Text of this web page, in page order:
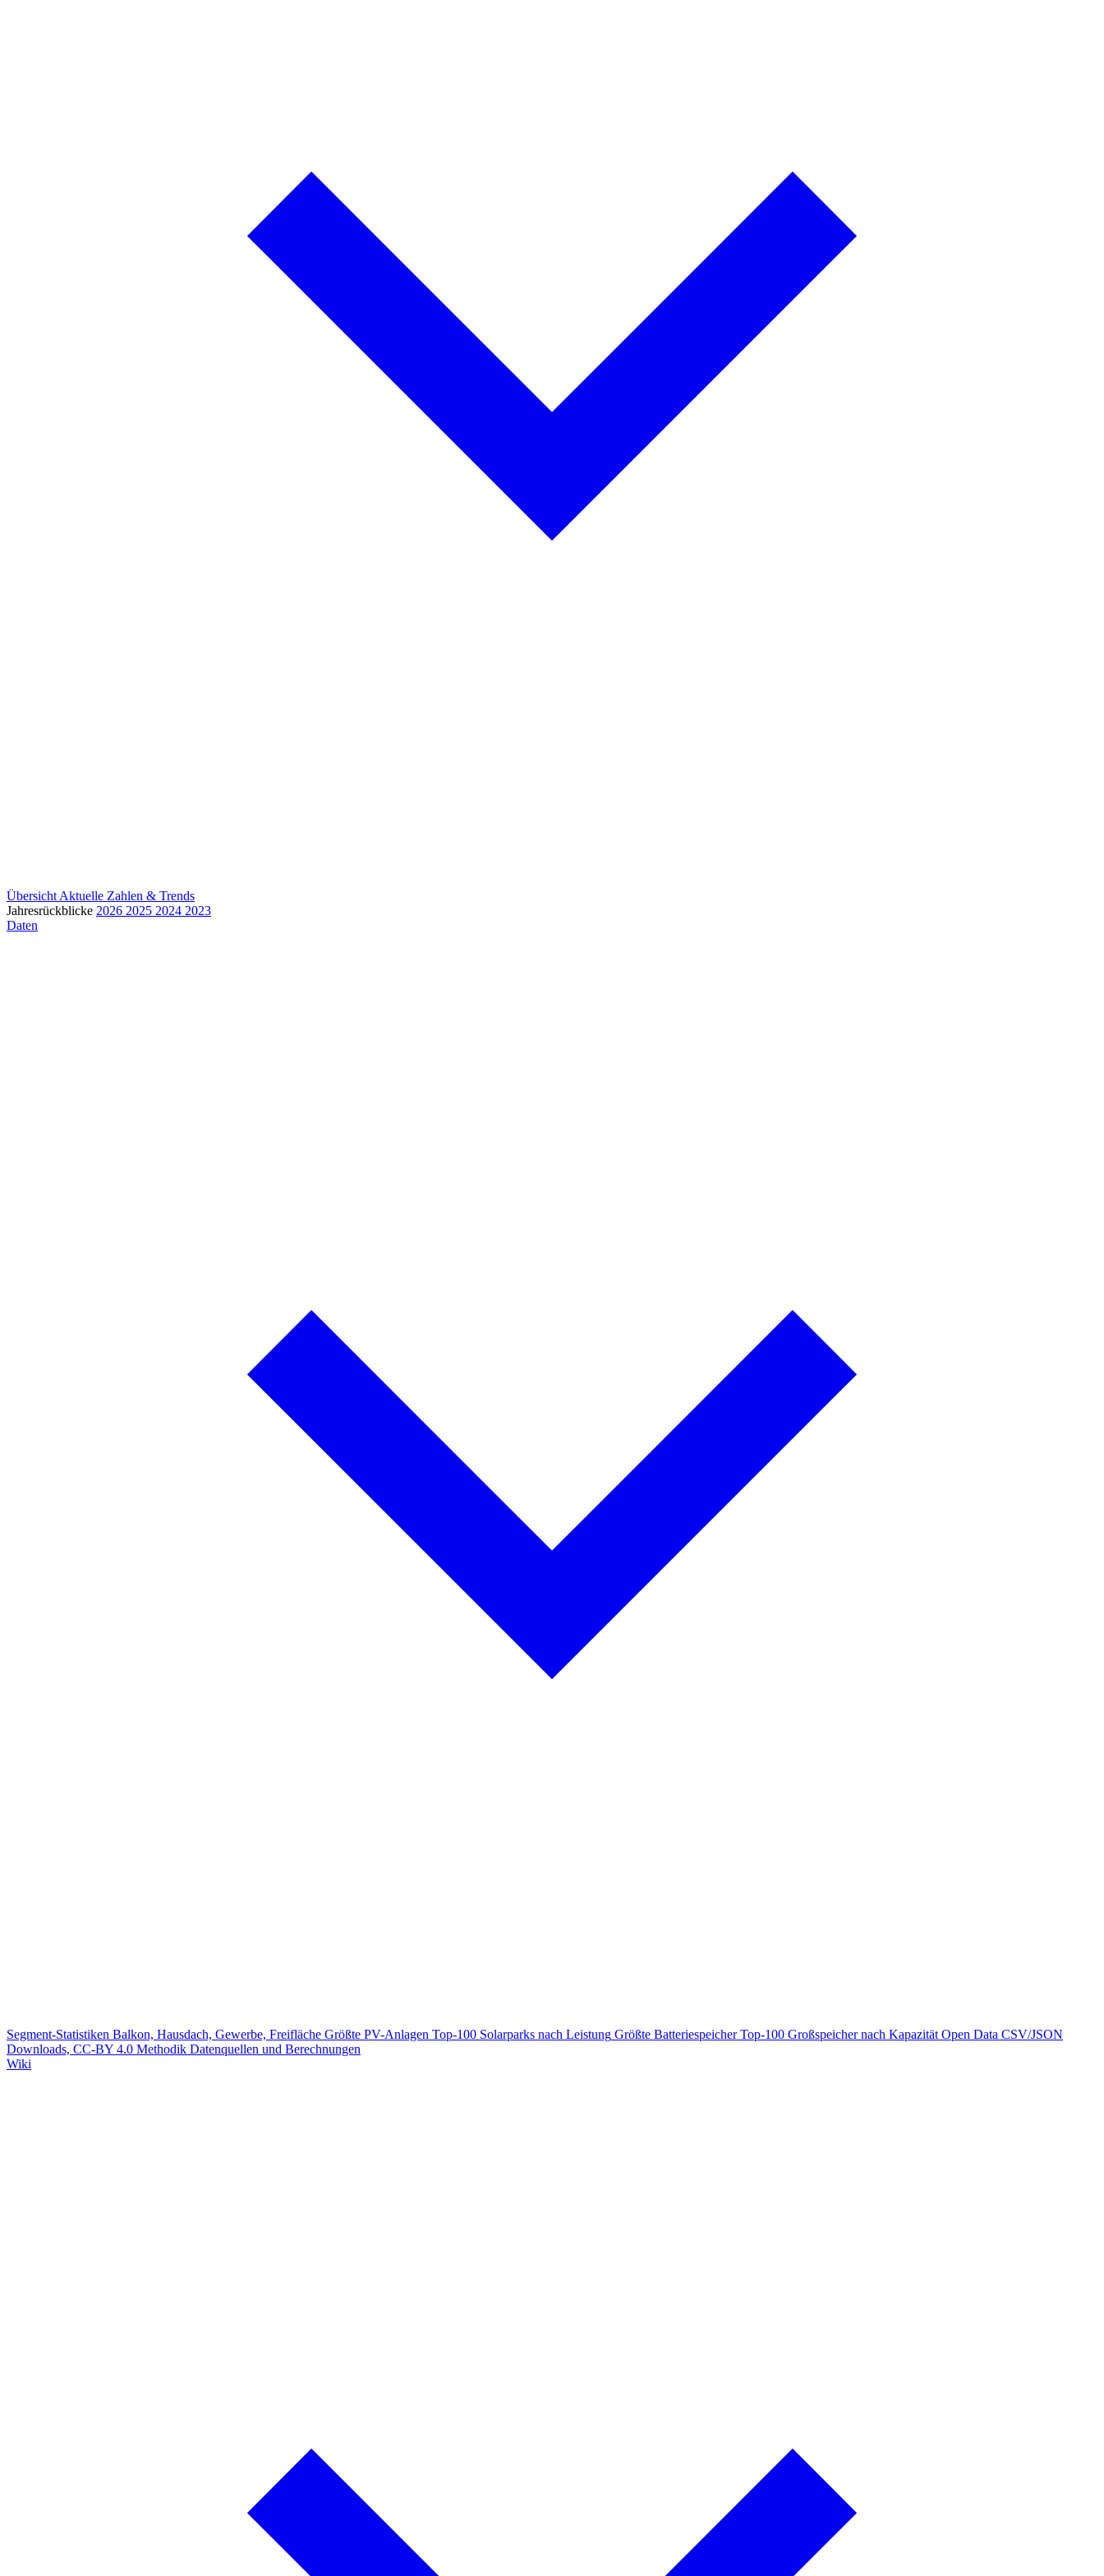
Übersicht Aktuelle Zahlen & Trends
Jahresrückblicke 2026 2025 2024 2023
Daten
Segment-Statistiken Balkon, Hausdach, Gewerbe, Freifläche Größte PV-Anlagen Top-100 Solarparks nach Leistung Größte Batteriespeicher Top-100 Großspeicher nach Kapazität Open Data CSV/JSON
Downloads, CC-BY 4.0 Methodik Datenquellen und Berechnungen
Wiki